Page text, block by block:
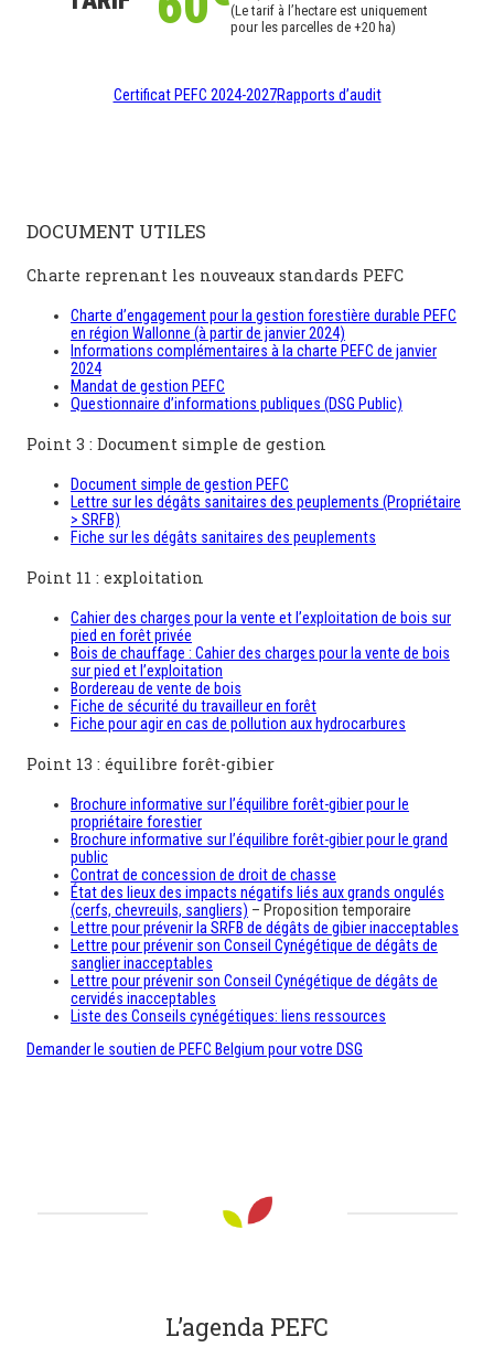
(Le tarif à l’hectare est uniquement
pour les parcelles de +20 ha)
Certificat PEFC 2024-2027Rapports d’audit
DOCUMENT UTILES
Charte reprenant les nouveaux standards PEFC
Charte d’engagement pour la gestion forestière durable PEFC
en région Wallonne (à partir de janvier 2024)
Informations complémentaires à la charte PEFC de janvier
2024
Mandat de gestion PEFC
Questionnaire d’informations publiques (DSG Public)
Point 3 : Document simple de gestion
Document simple de gestion PEFC
Lettre sur les dégâts sanitaires des peuplements (Propriétaire
> SRFB)
Fiche sur les dégâts sanitaires des peuplements
Point 11 : exploitation
Cahier des charges pour la vente et l’exploitation de bois sur
pied en forêt privée
Bois de chauffage : Cahier des charges pour la vente de bois
sur pied et l’exploitation
Bordereau de vente de bois
Fiche de sécurité du travailleur en forêt
Fiche pour agir en cas de pollution aux hydrocarbures
Point 13 : équilibre forêt-gibier
Brochure informative sur l’équilibre forêt-gibier pour le
propriétaire forestier
Brochure informative sur l’équilibre forêt-gibier pour le grand
public
Contrat de concession de droit de chasse
État des lieux des impacts négatifs liés aux grands ongulés
(cerfs, chevreuils, sangliers) – Proposition temporaire
Lettre pour prévenir la SRFB de dégâts de gibier inacceptables
Lettre pour prévenir son Conseil Cynégétique de dégâts de
sanglier inacceptables
Lettre pour prévenir son Conseil Cynégétique de dégâts de
cervidés inacceptables
Liste des Conseils cynégétiques: liens ressources
Demander le soutien de PEFC Belgium pour votre DSG
L’agenda PEFC